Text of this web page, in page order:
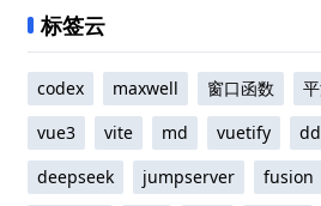
标签云
codex maxwell 窗口函数
vue3
vite md vuetify
deepseek
jumpserver fusion